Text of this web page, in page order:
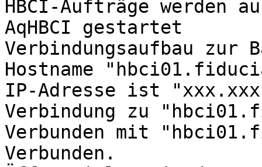
HBCI-Aufträge werden
AqHBCI gestartet
Verbindungsaufbau zur
Hostname
IP-Adresse ist
Verbindung zu
Verbunden mit
Verbunden.